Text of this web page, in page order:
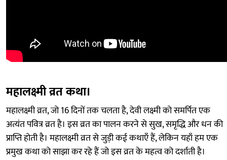
महालक्ष्मी व्रत कथा।
महालक्ष्मी व्रत, जो 16 दिनों तक चलता है, देवी लक्ष्मी को समर्पित एक
अत्यंत पवित्र व्रत है। इस व्रत का पालन करने से सुख, समृद्धि और धन की
प्राप्ति होती है। महालक्ष्मी व्रत से जुड़ी कई कथाएँ हैं, लेकिन यहाँ हम एक
प्रमुख कथा को साझा कर रहे हैं जो इस व्रत के महत्व को दर्शाती है।